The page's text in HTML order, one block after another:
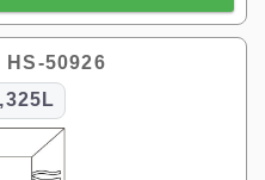
HS-50926